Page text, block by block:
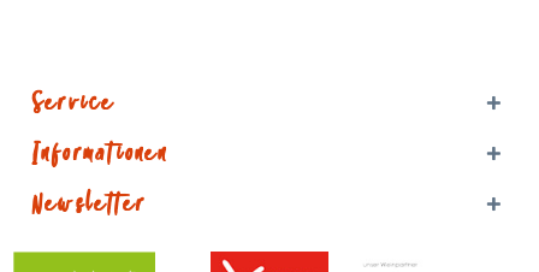
Service
Informationen
Newsletter